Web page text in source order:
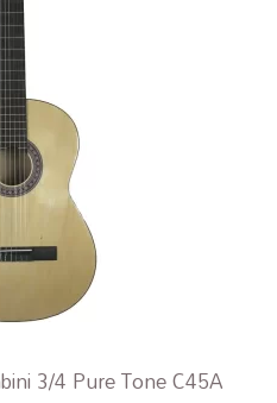
3/4 Pure Tone C45A